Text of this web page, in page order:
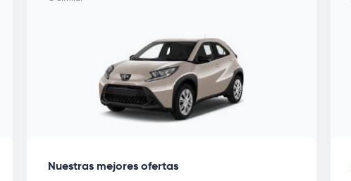
Nuestras mejores ofertas